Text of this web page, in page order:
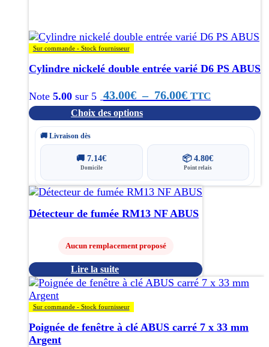
Sur commande - Stock fournisseur
Cylindre nickelé double entrée varié D6 PS ABUS
Note 5.00 sur 5 43.00€ – 76.00€Plage
43.00€
à
TTC
Choix des options
Les
options
peuvent
être
sur
la
produit
🚚 Livraison dès
🚚7.14€
Domicile
📦4.80€
Point relais
Détecteur de fumée RM13 NF ABUS
Aucun remplacement proposé
Lire la suite
Sur commande - Stock fournisseur
Poignée de fenêtre à clé ABUS carré 7 x 33 mm
Argent